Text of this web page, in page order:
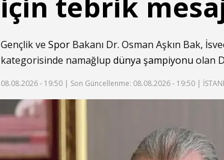
Gençlik ve Spor Bakanı Dr. Osman Aşkın Bak,
kategorisinde namağlup dünya şampiyonu olan
08.08.2026 - 19:50 | Son Güncellenme: 08.08.2026 - 19:50 |